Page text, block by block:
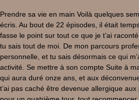
Prendre sa vie en main Voilà quelques
écris. Au bout de 22 épisodes, il était
fasse le point sur tout ce que je t’ai
tu sais tout de moi. De mon parcours
personnelle, et tu sais désormais ce qui
activité. Se mettre à son compte Suite à
qui aura duré onze ans, et aux
t’ai pas caché être devenue allergique